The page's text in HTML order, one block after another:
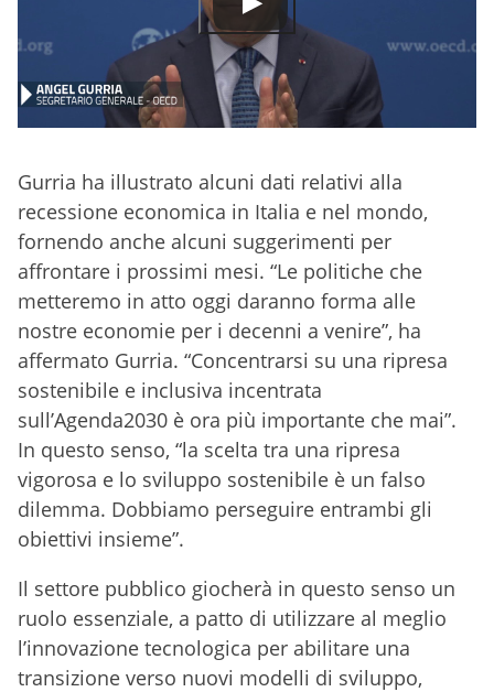
Gurria ha illustrato alcuni dati relativi alla
recessione economica in Italia e nel mondo,
fornendo anche alcuni suggerimenti per
affrontare i prossimi mesi. “Le politiche che
metteremo in atto oggi daranno forma alle
nostre economie per i decenni a venire”, ha
affermato Gurria. “Concentrarsi su una ripresa
sostenibile e inclusiva incentrata
sull’Agenda2030 è ora più importante che mai”.
In questo senso, “la scelta tra una ripresa
vigorosa e lo sviluppo sostenibile è un falso
dilemma. Dobbiamo perseguire entrambi gli
obiettivi insieme”.
Il settore pubblico giocherà in questo senso un
ruolo essenziale, a patto di utilizzare al meglio
l’innovazione tecnologica per abilitare una
transizione verso nuovi modelli di sviluppo,